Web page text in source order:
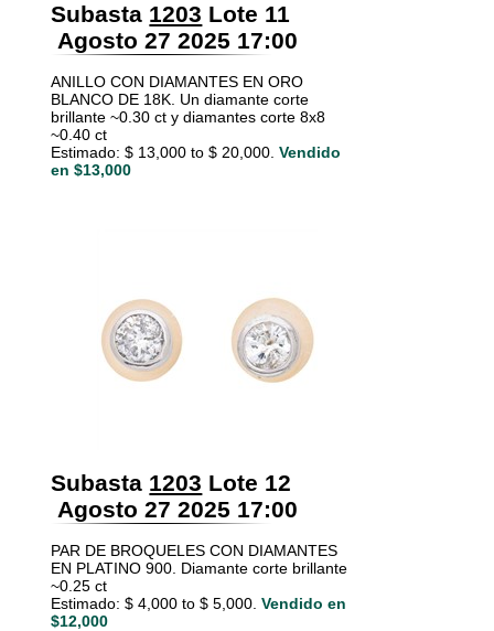
Subasta 1203 Lote 11
Agosto 27 2025 17:00
ANILLO CON DIAMANTES EN ORO
BLANCO DE 18K. Un diamante corte
brillante ~0.30 ct y diamantes corte 8x8
~0.40 ct
Estimado: $ 13,000 to $ 20,000. Vendido
en $13,000
Subasta 1203 Lote 12
Agosto 27 2025 17:00
PAR DE BROQUELES CON DIAMANTES
EN PLATINO 900. Diamante corte brillante
~0.25 ct
Estimado: $ 4,000 to $ 5,000. Vendido en
$12,000